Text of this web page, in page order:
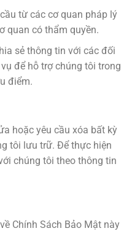
từ các cơ quan pháp lý
quan có thẩm quyền.
sẻ thông tin với các đối
để hỗ trợ chúng tôi trong
điểm.
hoặc yêu cầu xóa bất kỳ
tôi lưu trữ. Để thực hiện
chúng tôi theo thông tin
Chính Sách Bảo Mật này